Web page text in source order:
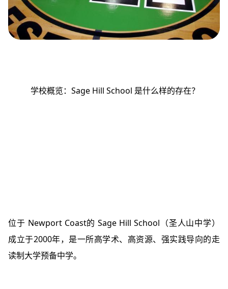
学校概览：Sage Hill School 是什么样的存在？
位于 Newport Coast的 Sage Hill School（圣人山中学）
成立于2000年，是一所高学术、高资源、强实践导向的走
读制大学预备中学。